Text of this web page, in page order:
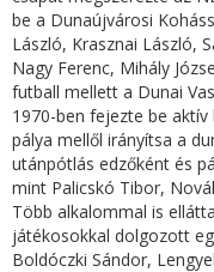
be a Dunaújvárosi
László, Krasznai László,
Nagy Ferenc, Mihály
futball mellett a Dunai
1970-ben fejezte be
pálya mellől irányítsa a
utánpótlás edzőként és
mint Palicskó Tibor,
Több alkalommal is
játékosokkal dolgozott
Boldóczki Sándor,